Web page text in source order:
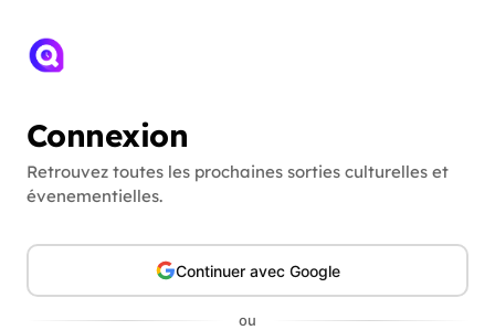
Connexion
Retrouvez toutes les prochaines sorties culturelles et
évenementielles.
Continuer avec Google
ou